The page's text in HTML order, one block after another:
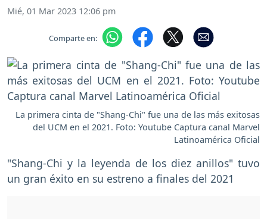
Mié, 01 Mar 2023 12:06 pm
Comparte en:
La primera cinta de "Shang-Chi" fue una de las más exitosas
del UCM en el 2021. Foto: Youtube Captura canal Marvel
Latinoamérica Oficial
"Shang-Chi y la leyenda de los diez anillos" tuvo
un gran éxito en su estreno a finales del 2021